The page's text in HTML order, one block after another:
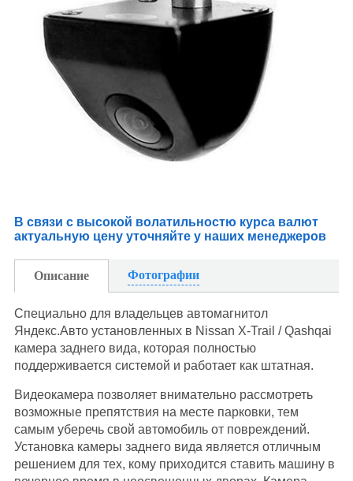
В связи с высокой волатильностю курса валют
актуальную цену уточняйте у наших менеджеров
Описание Фотографии
Специально для владельцев автомагнитол
Яндекс.Авто установленных в Nissan X-Trail / Qashqai
камера заднего вида, которая полностью
поддерживается системой и работает как штатная.
Видеокамера позволяет внимательно рассмотреть
возможные препятствия на месте парковки, тем
самым уберечь свой автомобиль от повреждений.
Установка камеры заднего вида является отличным
решением для тех, кому приходится ставить машину в